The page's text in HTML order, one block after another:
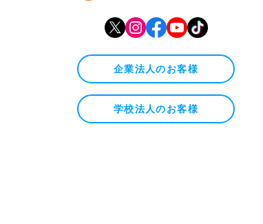
企業法人のお客様
学校法人のお客様